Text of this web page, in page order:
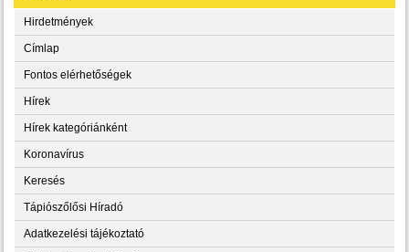
Hirdetmények
Címlap
Fontos elérhetőségek
Hírek
Hírek kategóriánként
Koronavírus
Keresés
Tápiószőlősi Híradó
Adatkezelési tájékoztató